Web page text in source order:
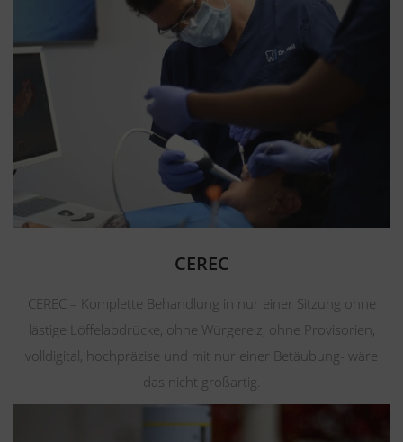
CEREC
CEREC – Komplette Behandlung in nur einer Sitzung ohne
lästige Löffelabdrücke, ohne Würgereiz, ohne Provisorien,
volldigital, hochpräzise und mit nur einer Betäubung- wäre
das nicht großartig.